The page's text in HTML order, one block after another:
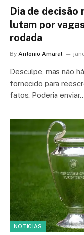
Dia de decisão
lutam por
rodada
By Antonio Amaral
Desculpe, mas não
fornecido para
fatos. Poderia enviar…
NOTICIAS